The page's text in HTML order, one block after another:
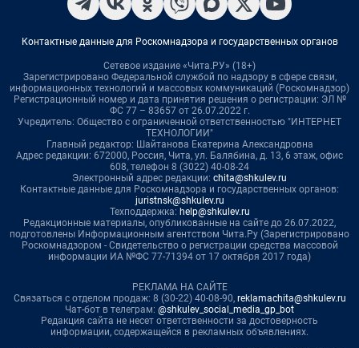
Контактные данные для Роскомнадзора и государственных органов
Сетевое издание «Чита.РУ» (18+)
Зарегистрировано Федеральной службой по надзору в сфере связи,
информационных технологий и массовых коммуникаций (Роскомнадзор)
Регистрационный номер и дата принятия решения о регистрации: ЭЛ №
ФС 77 – 83657 от 26.07.2022 г.
Учредитель: Общество с ограниченной ответственностью "ИНТЕРНЕТ
ТЕХНОЛОГИИ"
Главный редактор: Шайтанова Екатерина Александровна
Адрес редакции: 672000, Россия, Чита, ул. Балябина, д. 13, 6 этаж, офис
608, телефон 8 (3022) 40-08-24
Электронный адрес редакции: chita@shkulev.ru
Контактные данные для Роскомнадзора и государственных органов:
juristnsk@shkulev.ru
Техподдержка: help@shkulev.ru
Редакционные материалы, опубликованные на сайте до 26.07.2022,
подготовлены Информационным агентством Чита.Ру (Зарегистрировано
Роскомнадзором - Свидетельство о регистрации средства массовой
информации ИА №ФС 77-71394 от 17 октября 2017 года)
РЕКЛАМА НА САЙТЕ
Связаться с отделом продаж: 8 (30-22) 40-08-90, reklamachita@shkulev.ru
Чат-бот в телеграм: @shkulev_social_media_gp_bot
Редакция сайта не несет ответственности за достоверность
информации, содержащейся в рекламных объявлениях.